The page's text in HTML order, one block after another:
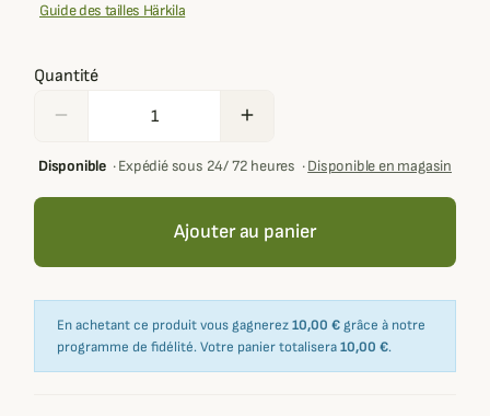
Guide des tailles Härkila
Quantité
remove add
Disponible·Expédié sous 24/ 72 heures ·Disponible en magasin
Ajouter au panier
En achetant ce produit vous gagnerez10,00 € grâce à notre
programme de fidélité. Votre panier totalisera10,00 €.